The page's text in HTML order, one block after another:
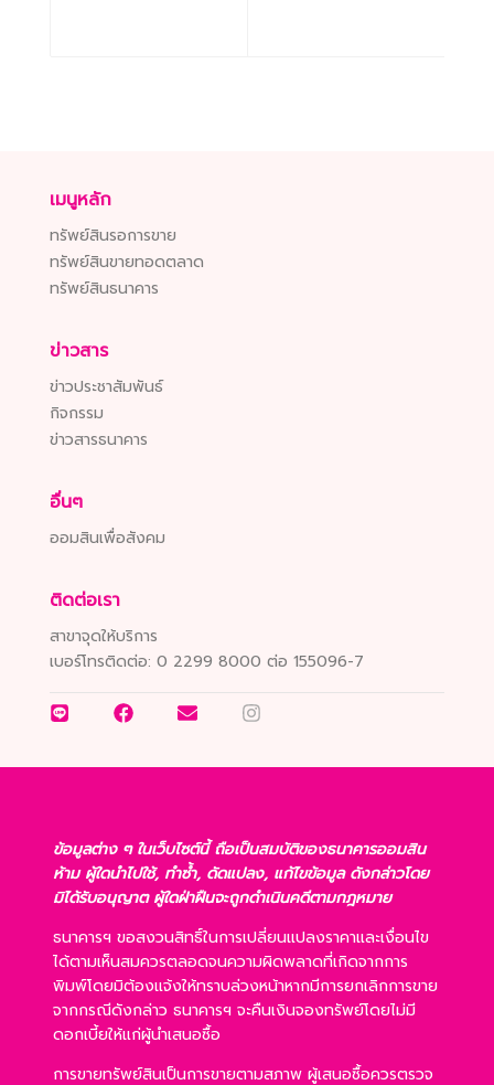
เมนูหลัก
ทรัพย์สินรอการขาย
ทรัพย์สินขายทอดตลาด
ทรัพย์สินธนาคาร
ข่าวสาร
ข่าวประชาสัมพันธ์
กิจกรรม
ข่าวสารธนาคาร
อื่นๆ
ออมสินเพื่อสังคม
ติดต่อเรา
สาขาจุดให้บริการ
เบอร์โทรติดต่อ: 0 2299 8000 ต่อ 155096-7
ข้อมูลต่าง ๆ ในเว็บไซต์นี้ ถือเป็นสมบัติของธนาคารออมสิน
ห้าม ผู้ใดนำไปใช้, ทำซ้ำ, ดัดแปลง, แก้ไขข้อมูล ดังกล่าวโดย
มิได้รับอนุญาต ผู้ใดฝ่าฝืนจะถูกดำเนินคดีตามกฎหมาย
ธนาคารฯ ขอสงวนสิทธิ์ในการเปลี่ยนแปลงราคาและเงื่อนไข
ได้ตามเห็นสมควรตลอดจนความผิดพลาดที่เกิดจากการ
พิมพ์โดยมิต้องแจ้งให้ทราบล่วงหน้าหากมีการยกเลิกการขาย
จากกรณีดังกล่าว ธนาคารฯ จะคืนเงินจองทรัพย์โดยไม่มี
ดอกเบี้ยให้แก่ผู้นำเสนอซื้อ
การขายทรัพย์สินเป็นการขายตามสภาพ ผู้เสนอซื้อควรตรวจ